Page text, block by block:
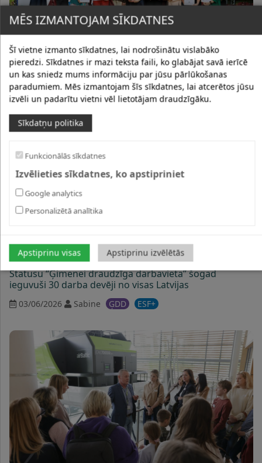
Otrajā ģimenēm draudzīgo vēstnešu salidojumā
godināti darba devēji, kas stiprina ģimenēm draudzīgu
vidi Latvijā
12/06/2026 Sabine ĢDD ESF+
Statusu “Ģimenei draudzīga darbavieta” šogad
ieguvuši 30 darba devēji no visas Latvijas
03/06/2026 Sabine ĢDD ESF+
MĒS IZMANTOJAM SĪKDATNES
Šī vietne izmanto sīkdatnes, lai nodrošinātu vislabāko
pieredzi. Sīkdatnes ir mazi teksta faili, ko glabājat savā ierīcē
un kas sniedz mums informāciju par jūsu pārlūkošanas
paradumiem. Mēs izmantojam šīs sīkdatnes, lai atcerētos jūsu
izvēli un padarītu vietni vēl lietotājam draudzīgāku.
Sīkdatņu politika
Funkcionālās sīkdatnes
Izvēlieties sīkdatnes, ko apstipriniet
Google analytics
Personalizētā analītika
Apstiprinu visas Apstiprinu izvēlētās